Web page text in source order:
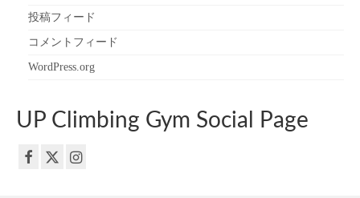
投稿フィード
コメントフィード
WordPress.org
UP Climbing Gym Social Page